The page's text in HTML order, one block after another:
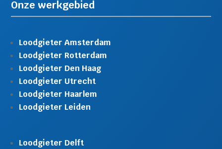
Onze werkgebied
Loodgieter Amsterdam
Loodgieter Rotterdam
Loodgieter Den Haag
Loodgieter Utrecht
Loodgieter Haarlem
Loodgieter Leiden
Loodgieter Delft